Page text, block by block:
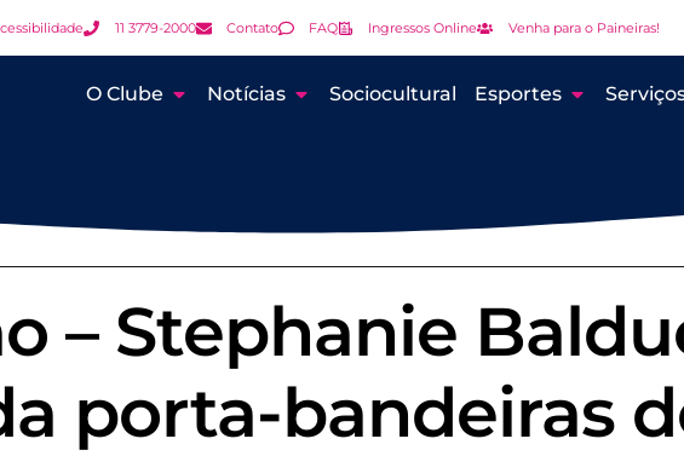
11 3779-2000 Contato FAQ Ingressos Online Venha para o Paineiras!
O Clube Notícias Sociocultural Esportes
– Stephanie
porta-bandeiras